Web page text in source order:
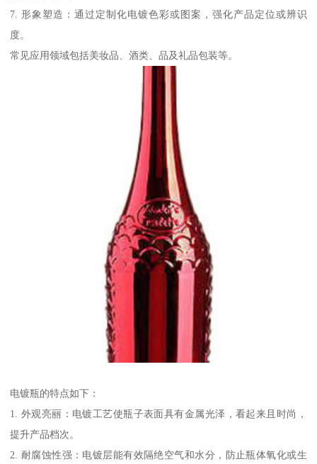
7. 形象塑造：通过定制化电镀色彩或图案，强化产品定位或辨识
度。
常见应用领域包括美妆品、酒类、品及礼品包装等。
电镀瓶的特点如下：
1. 外观亮丽：电镀工艺使瓶子表面具有金属光泽，看起来且时尚，
提升产品档次。
2. 耐腐蚀性强：电镀层能有效隔绝空气和水分，防止瓶体氧化或生